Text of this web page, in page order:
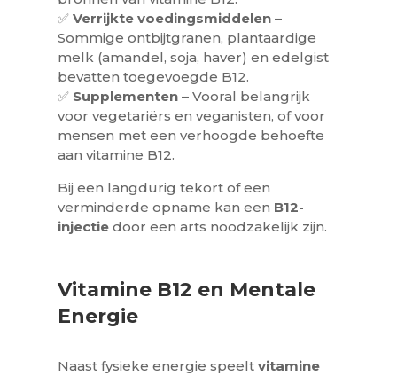
✅ Verrijkte voedingsmiddelen–
Sommige ontbijtgranen, plantaardige
melk (amandel, soja, haver) en edelgist
bevatten toegevoegde B12.
✅ Supplementen– Vooral belangrijk
voor vegetariërs en veganisten, of voor
mensen met een verhoogde behoefte
aan vitamine B12.
Bij een langdurig tekort of een
verminderde opname kan een B12-
injectiedoor een arts noodzakelijk zijn.
Vitamine B12 en Mentale
Energie
Naast fysieke energie speelt vitamine